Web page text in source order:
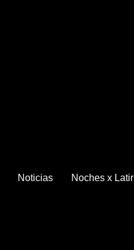
Noticias Noches x Latir